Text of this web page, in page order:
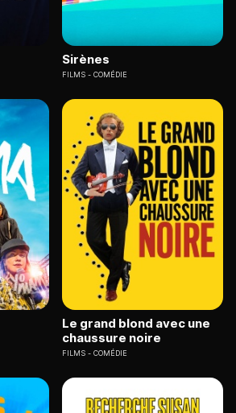
Sirènes
FILMS COMÉDIE
Le grand blond avec une
chaussure noire
FILMS COMÉDIE